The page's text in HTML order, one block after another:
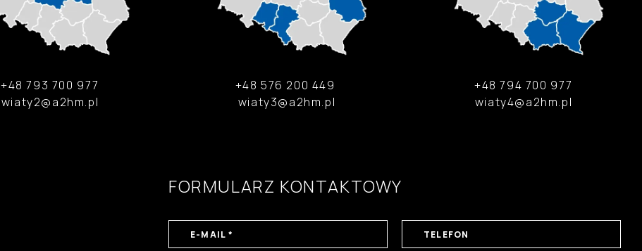
+48 793 700 977
wiaty2@a2hm.pl
+48 576 200 449
wiaty3@a2hm.pl
+48 794 700 977
wiaty4@a2hm.pl
FORMULARZ KONTAKTOWY